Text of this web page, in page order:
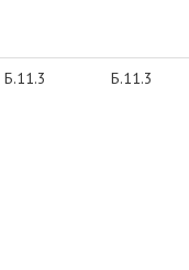
Б.11.3 Б.11.3